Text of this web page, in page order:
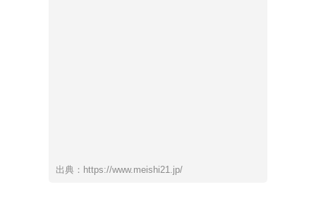
出典：https://www.meishi21.jp/